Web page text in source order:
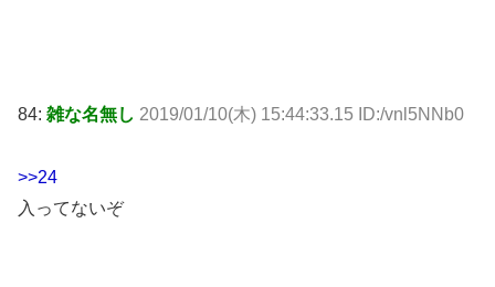
84: 雑な名無し 2019/01/10(木) 15:44:33.15 ID:/vnl5NNb0
>>24
入ってないぞ